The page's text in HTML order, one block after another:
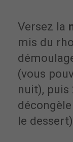
Versez la
mis du
(vous
nuit),
le